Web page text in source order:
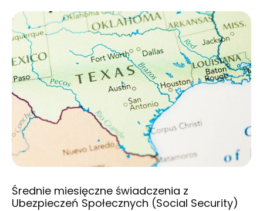
Średnie miesięczne świadczenia z
Ubezpieczeń Społecznych (Social Security)